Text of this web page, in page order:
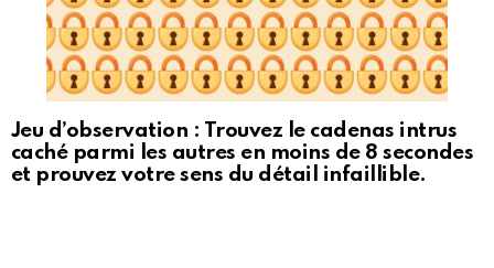
Jeu d’observation : Trouvez le cadenas intrus
caché parmi les autres en moins de 8 secondes
et prouvez votre sens du détail infaillible.